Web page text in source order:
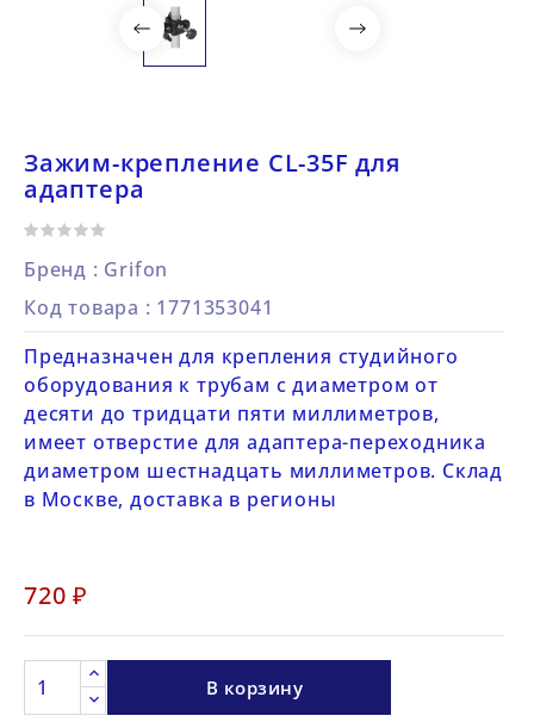
Зажим-крепление CL-35F для
адаптера
Бренд : Grifon
Код товара : 1771353041
Предназначен для крепления студийного
оборудования к трубам с диаметром от
десяти до тридцати пяти миллиметров,
имеет отверстие для адаптера-переходника
диаметром шестнадцать миллиметров. Склад
в Москве, доставка в регионы
720 ₽
В корзину